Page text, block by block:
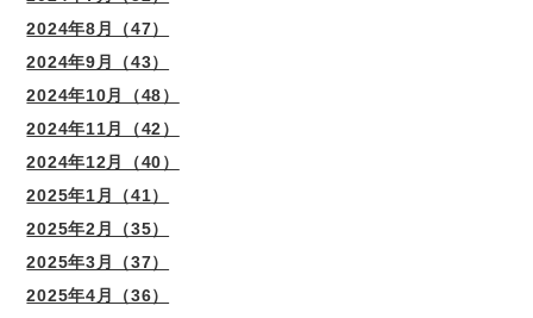
2024年8月（47）
2024年9月（43）
2024年10月（48）
2024年11月（42）
2024年12月（40）
2025年1月（41）
2025年2月（35）
2025年3月（37）
2025年4月（36）